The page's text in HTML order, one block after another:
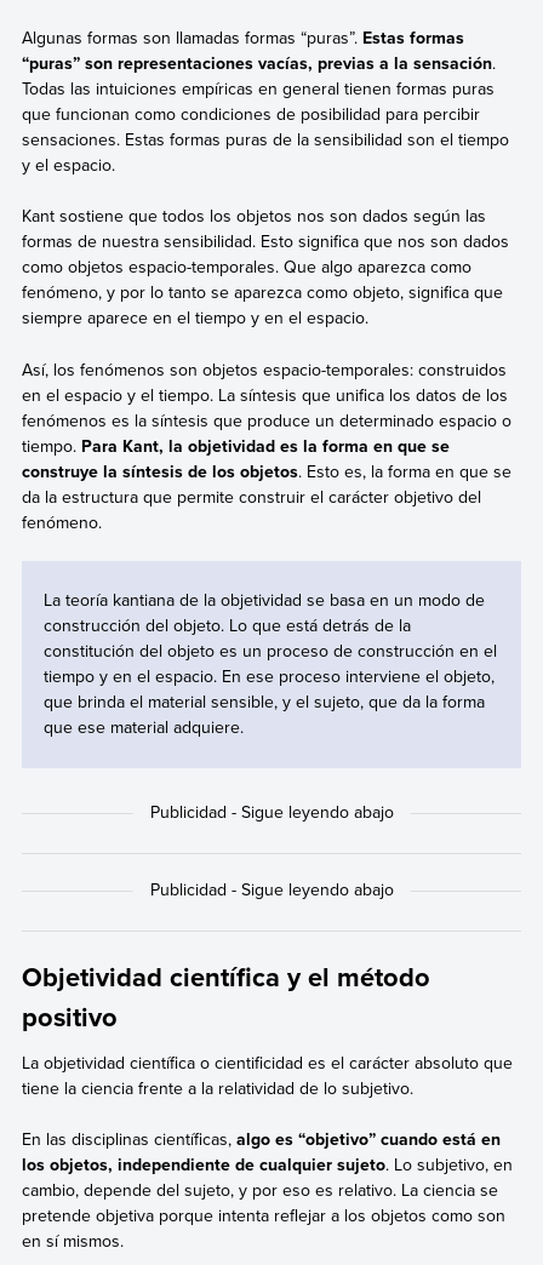
Algunas formas son llamadas formas “puras”. Estas formas
“puras” son representaciones vacías, previas a la sensación.
Todas las intuiciones empíricas en general tienen formas puras
que funcionan como condiciones de posibilidad para percibir
sensaciones. Estas formas puras de la sensibilidad son el tiempo
y el espacio.
Kant sostiene que todos los objetos nos son dados según las
formas de nuestra sensibilidad. Esto significa que nos son dados
como objetos espacio-temporales. Que algo aparezca como
fenómeno, y por lo tanto se aparezca como objeto, significa que
siempre aparece en el tiempo y en el espacio.
Así, los fenómenos son objetos espacio-temporales: construidos
en el espacio y el tiempo. La síntesis que unifica los datos de los
fenómenos es la síntesis que produce un determinado espacio o
tiempo. Para Kant, la objetividad es la forma en que se
construye la síntesis de los objetos. Esto es, la forma en que se
da la estructura que permite construir el carácter objetivo del
fenómeno.
La teoría kantiana de la objetividad se basa en un modo de
construcción del objeto. Lo que está detrás de la
constitución del objeto es un proceso de construcción en el
tiempo y en el espacio. En ese proceso interviene el objeto,
que brinda el material sensible, y el sujeto, que da la forma
que ese material adquiere.
Objetividad científica y el método
positivo
La objetividad científica o cientificidad es el carácter absoluto que
tiene la ciencia frente a la relatividad de lo subjetivo.
En las disciplinas científicas,algo es “objetivo” cuando está en
los objetos, independiente de cualquier sujeto. Lo subjetivo, en
cambio, depende del sujeto, y por eso es relativo. La ciencia se
pretende objetiva porque intenta reflejar a los objetos como son
en sí mismos.